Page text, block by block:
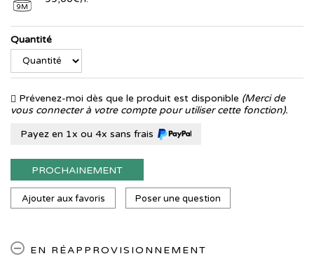
9M
Quantité
Prévenez-moi dès que le produit est disponible (Merci de
vous connecter à votre compte pour utiliser cette fonction).
Payez en 1x ou 4x sans frais
PROCHAINEMENT
Ajouter aux favoris Poser une question
EN RÉAPPROVISIONNEMENT